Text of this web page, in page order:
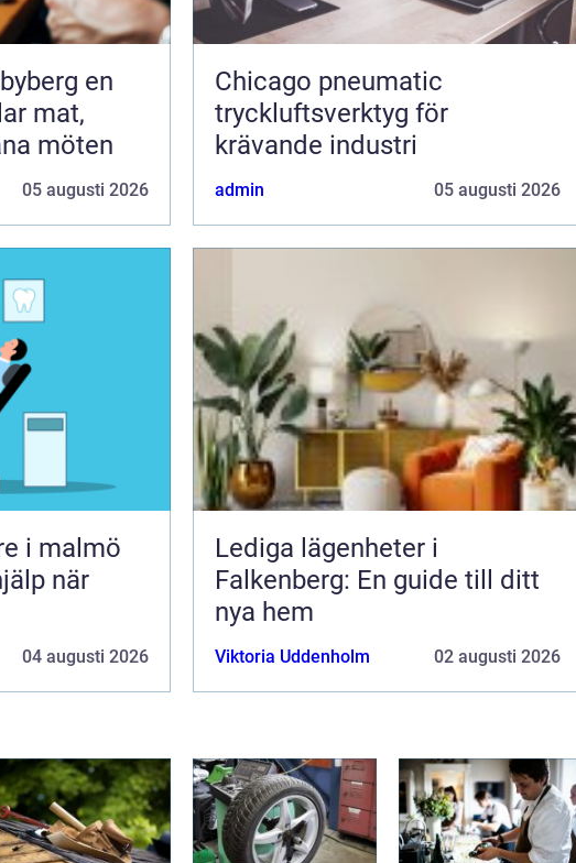
en
mat,
möten
05 augusti 2026
Chicago pneumatic
tryckluftsverktyg för
krävande industri
admin 05 augusti 2026
i malmö
när
04 augusti 2026
Lediga lägenheter i
Falkenberg: En guide till ditt
nya hem
Viktoria Uddenholm 02 augusti 2026